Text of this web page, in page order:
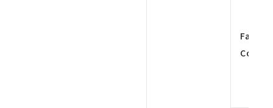
Fast 4
Color